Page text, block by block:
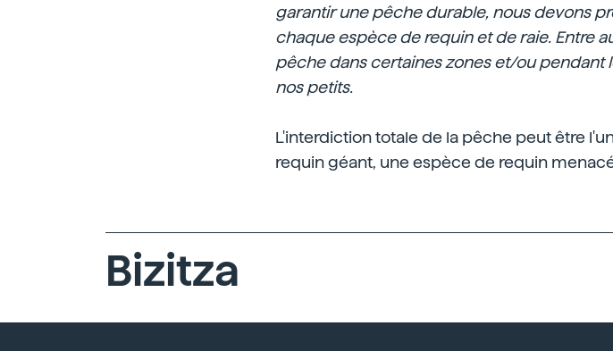
garantir une pêche durable, nous devons
chaque espèce de requin et de raie. Entre
pêche dans certaines zones et/ou pendant
nos petits.
L'interdiction totale de la pêche peut être
requin géant, une espèce de requin
Bizitza